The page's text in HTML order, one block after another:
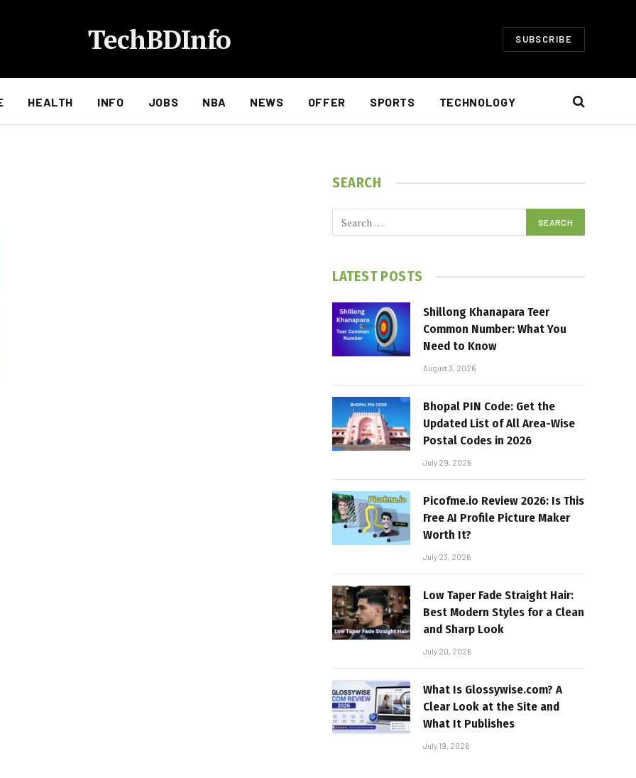
TechBDInfo SUBSCRIBE
HEALTH INFO JOBS NBA NEWS OFFER SPORTS TECHNOLOGY
SEARCH
LATEST POSTS
Shillong Khanapara Teer
Common Number: What You
Need to Know
August 3, 2026
Bhopal PIN Code: Get the
Updated List of All Area-Wise
Postal Codes in 2026
July 29, 2026
Picofme.io Review 2026: Is This
Free AI Profile Picture Maker
Worth It?
July 23, 2026
Low Taper Fade Straight Hair:
Best Modern Styles for a Clean
and Sharp Look
July 20, 2026
What Is Glossywise.com? A
Clear Look at the Site and
What It Publishes
July 19, 2026